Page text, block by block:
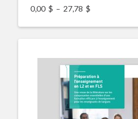
0,00 $ – 27,78 $